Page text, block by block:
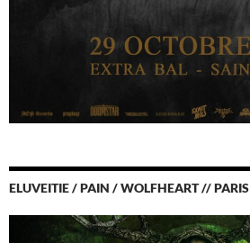
ELUVEITIE / PAIN / WOLFHEART // PARIS